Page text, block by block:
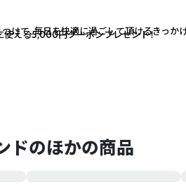
けて、毎日を快適に過ごして頂けるきっか
ドのほかの商品
使える5,000円クーポンプレゼント！